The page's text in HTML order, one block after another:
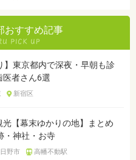
おすすめ記事
】東京都内で深夜・早朝も診
医者さん6選
新宿区
光【幕末ゆかりの地】まとめ
・神社・お寺
日野市 高幡不動駅